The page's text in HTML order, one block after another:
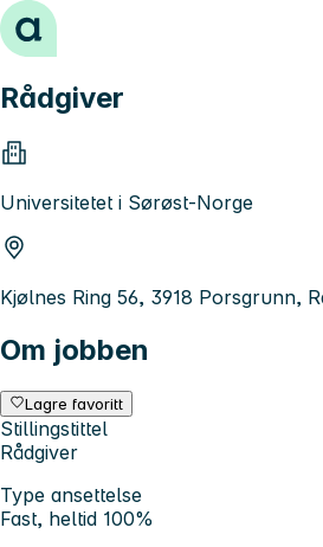
Hopp til innhold
Rådgiver
Universitetet i Sørøst-Norge
Kjølnes Ring 56, 3918 Porsgrunn,
Om jobben
Lagre favoritt
Stillingstittel
Rådgiver
Type ansettelse
Fast, heltid 100%